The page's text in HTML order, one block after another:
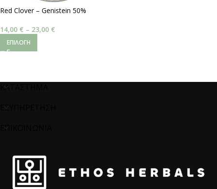
Red Clover – Genistein 50%
14,00 € – 23,00 €
ΕΠΙΛΟΓΉ
ΚΑΤΑΣΤΗΜΑ
ΕΞΥΠΗΡΕΤΗΣΗ
ΕΠΙΚΟΙΝΩΝΙΑ